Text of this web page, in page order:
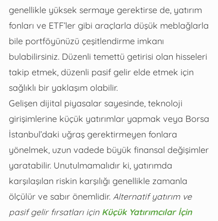
genellikle yüksek sermaye gerektirse de, yatırım
fonları ve ETF’ler gibi araçlarla düşük meblağlarla
bile portföyünüzü çeşitlendirme imkanı
bulabilirsiniz. Düzenli temettü getirisi olan hisseleri
takip etmek, düzenli pasif gelir elde etmek için
sağlıklı bir yaklaşım olabilir.
Gelişen dijital piyasalar sayesinde, teknoloji
girişimlerine küçük yatırımlar yapmak veya Borsa
İstanbul’daki uğraş gerektirmeyen fonlara
yönelmek, uzun vadede büyük finansal değişimler
yaratabilir. Unutulmamalıdır ki, yatırımda
karşılaşılan riskin karşılığı genellikle zamanla
ölçülür ve sabır önemlidir. Alternatif yatırım ve
pasif gelir fırsatları için Küçük Yatırımcılar İçin